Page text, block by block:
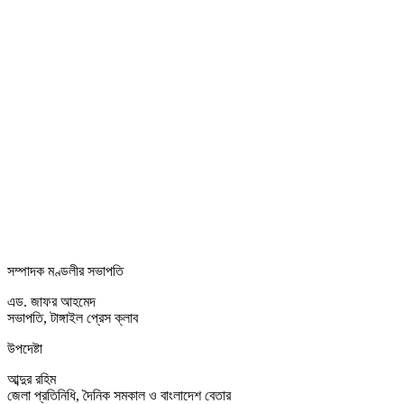
সম্পাদক মণ্ডলীর সভাপতি
এড. জাফর আহমেদ
সভাপতি, টাঙ্গাইল প্রেস ক্লাব
উপদেষ্টা
আব্দুর রহিম
জেলা প্রতিনিধি, দৈনিক সমকাল ও বাংলাদেশ বেতার